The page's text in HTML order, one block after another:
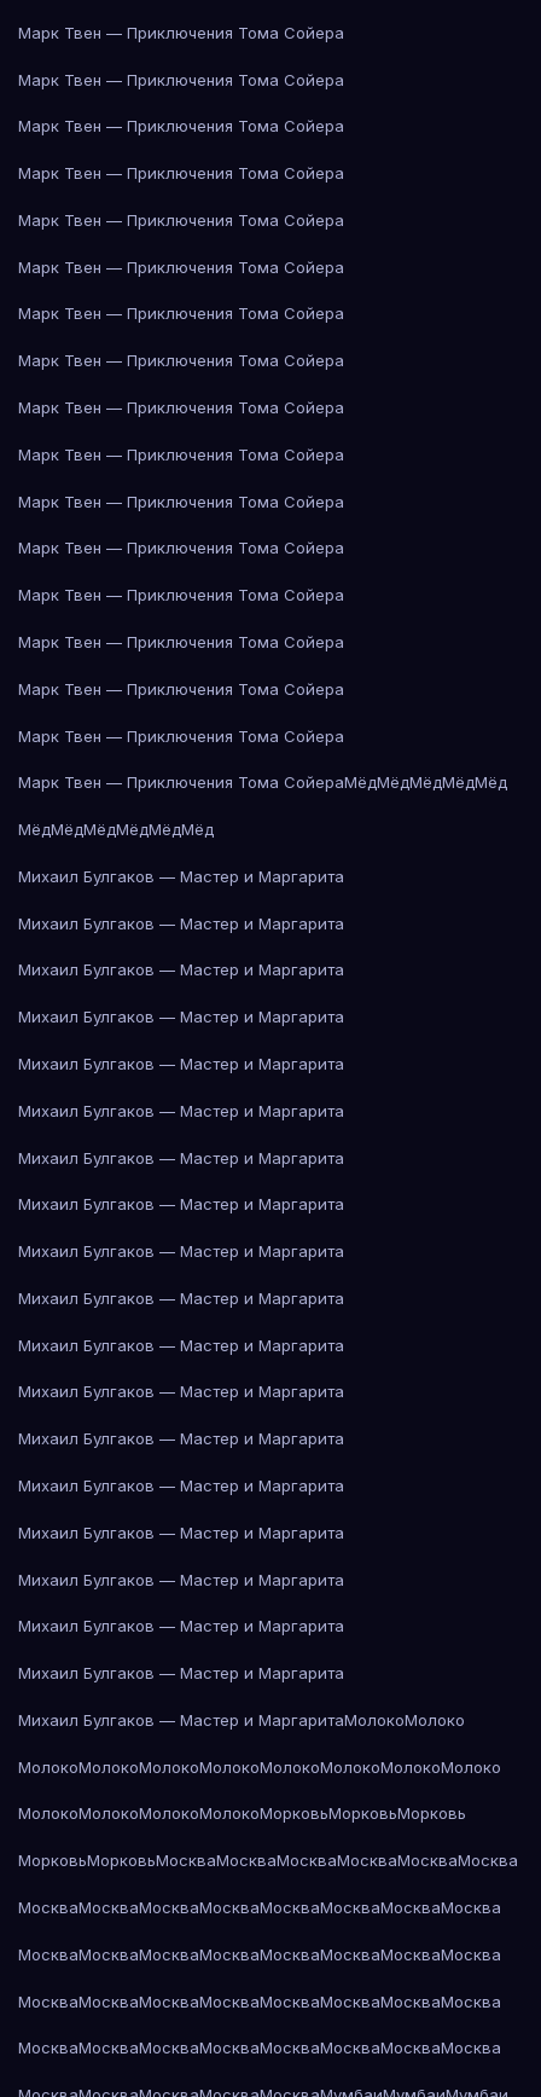
Марк Твен — Приключения Тома Сойера
Марк Твен — Приключения Тома Сойера
Марк Твен — Приключения Тома Сойера
Марк Твен — Приключения Тома Сойера
Марк Твен — Приключения Тома Сойера
Марк Твен — Приключения Тома Сойера
Марк Твен — Приключения Тома Сойера
Марк Твен — Приключения Тома Сойера
Марк Твен — Приключения Тома Сойера
Марк Твен — Приключения Тома Сойера
Марк Твен — Приключения Тома Сойера
Марк Твен — Приключения Тома Сойера
Марк Твен — Приключения Тома Сойера
Марк Твен — Приключения Тома Сойера
Марк Твен — Приключения Тома Сойера
Марк Твен — Приключения Тома Сойера
Марк Твен — Приключения Тома СойераМёдМёдМёдМёдМёд
МёдМёдМёдМёдМёдМёд
Михаил Булгаков — Мастер и Маргарита
Михаил Булгаков — Мастер и Маргарита
Михаил Булгаков — Мастер и Маргарита
Михаил Булгаков — Мастер и Маргарита
Михаил Булгаков — Мастер и Маргарита
Михаил Булгаков — Мастер и Маргарита
Михаил Булгаков — Мастер и Маргарита
Михаил Булгаков — Мастер и Маргарита
Михаил Булгаков — Мастер и Маргарита
Михаил Булгаков — Мастер и Маргарита
Михаил Булгаков — Мастер и Маргарита
Михаил Булгаков — Мастер и Маргарита
Михаил Булгаков — Мастер и Маргарита
Михаил Булгаков — Мастер и Маргарита
Михаил Булгаков — Мастер и Маргарита
Михаил Булгаков — Мастер и Маргарита
Михаил Булгаков — Мастер и Маргарита
Михаил Булгаков — Мастер и Маргарита
Михаил Булгаков — Мастер и МаргаритаМолокоМолоко
МолокоМолокоМолокоМолокоМолокоМолокоМолокоМолоко
МолокоМолокоМолокоМолокоМорковьМорковьМорковь
МорковьМорковьМоскваМоскваМоскваМоскваМоскваМосква
МоскваМоскваМоскваМоскваМоскваМоскваМоскваМосква
МоскваМоскваМоскваМоскваМоскваМоскваМоскваМосква
МоскваМоскваМоскваМоскваМоскваМоскваМоскваМосква
МоскваМоскваМоскваМоскваМоскваМоскваМоскваМосква